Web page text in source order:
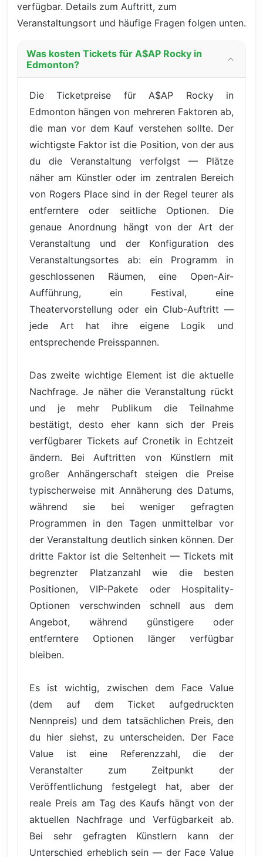
verfügbar. Details zum Auftritt, zum
Veranstaltungsort und häufige Fragen folgen unten.
Was kosten Tickets für A$AP Rocky in
Edmonton?
Die Ticketpreise für A$AP Rocky in
Edmonton hängen von mehreren Faktoren ab,
die man vor dem Kauf verstehen sollte. Der
wichtigste Faktor ist die Position, von der aus
du die Veranstaltung verfolgst — Plätze
näher am Künstler oder im zentralen Bereich
von Rogers Place sind in der Regel teurer als
entferntere oder seitliche Optionen. Die
genaue Anordnung hängt von der Art der
Veranstaltung und der Konfiguration des
Veranstaltungsortes ab: ein Programm in
geschlossenen Räumen, eine Open-Air-
Aufführung, ein Festival, eine
Theatervorstellung oder ein Club-Auftritt —
jede Art hat ihre eigene Logik und
entsprechende Preisspannen.
Das zweite wichtige Element ist die aktuelle
Nachfrage. Je näher die Veranstaltung rückt
und je mehr Publikum die Teilnahme
bestätigt, desto eher kann sich der Preis
verfügbarer Tickets auf Cronetik in Echtzeit
ändern. Bei Auftritten von Künstlern mit
großer Anhängerschaft steigen die Preise
typischerweise mit Annäherung des Datums,
während sie bei weniger gefragten
Programmen in den Tagen unmittelbar vor
der Veranstaltung deutlich sinken können. Der
dritte Faktor ist die Seltenheit — Tickets mit
begrenzter Platzanzahl wie die besten
Positionen, VIP-Pakete oder Hospitality-
Optionen verschwinden schnell aus dem
Angebot, während günstigere oder
entferntere Optionen länger verfügbar
bleiben.
Es ist wichtig, zwischen dem Face Value
(dem auf dem Ticket aufgedruckten
Nennpreis) und dem tatsächlichen Preis, den
du hier siehst, zu unterscheiden. Der Face
Value ist eine Referenzzahl, die der
Veranstalter zum Zeitpunkt der
Veröffentlichung festgelegt hat, aber der
reale Preis am Tag des Kaufs hängt von der
aktuellen Nachfrage und Verfügbarkeit ab.
Bei sehr gefragten Künstlern kann der
Unterschied erheblich sein — der Face Value